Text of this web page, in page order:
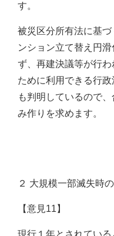
す。
被災区分所有法に基
ンション立て替え円
ず、再建決議等が行
ために利用できる行
も判明しているので
み作りを求めます。
２ 大規模一部滅失時
【意見11】